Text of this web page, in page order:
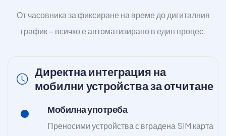
От часовника за фиксиране на време до дигиталния
график – всичко е автоматизирано в един процес.
Директна интеграция на
мобилни устройства за отчитане
Мобилна употреба
Преносими устройства с вградена SIM карта